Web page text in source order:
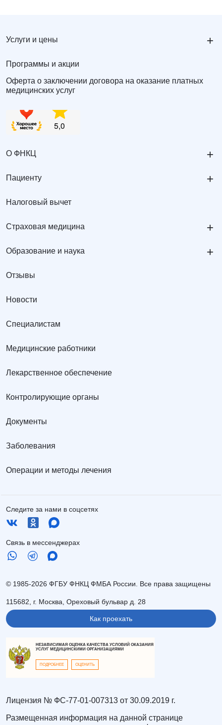
Услуги и цены +
Программы и акции
Оферта о заключении договора на оказание платных
медицинских услуг
О ФНКЦ +
Пациенту +
Налоговый вычет
Страховая медицина +
Образование и наука +
Отзывы
Новости
Специалистам
Медицинские работники
Лекарственное обеспечение
Контролирующие органы
Документы
Заболевания
Операции и методы лечения
Следите за нами в соцсетях
Связь в мессенджерах
© 1985-2026 ФГБУ ФНКЦ ФМБА России. Все права защищены
115682, г. Москва, Ореховый бульвар д. 28
Как проехать
НЕЗАВИСИМАЯ ОЦЕНКА КАЧЕСТВА УСЛОВИЙ ОКАЗАНИЯ
УСЛУГ МЕДИЦИНСКИМИ ОРГАНИЗАЦИЯМИ
ПОДРОБНЕЕ ОЦЕНИТЬ
Лицензия № ФС-77-01-007313 от 30.09.2019 г.
Размещенная информация на данной странице